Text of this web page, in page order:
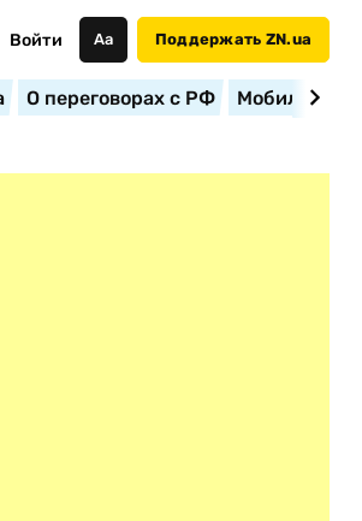
Войти Аа Поддержать ZN.ua
О переговорах с РФ